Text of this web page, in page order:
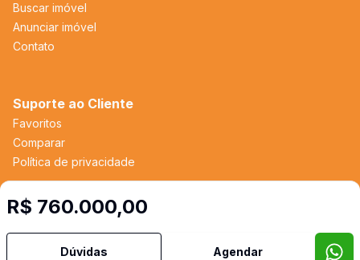
R$ 760.000,00
Dúvidas Agendar
Buscar imóvel
Anunciar imóvel
Contato
Suporte ao Cliente
Favoritos
Comparar
Política de privacidade
Selo de Tecnologia Loft